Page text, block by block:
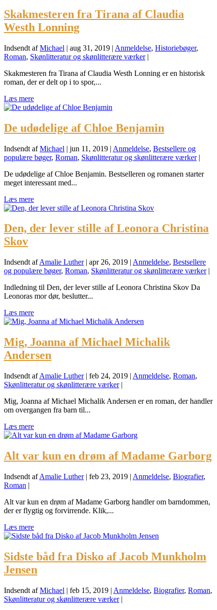
Skakmesteren fra Tirana af Claudia
Westh Lonning
Indsendt afMichael | aug 31, 2019 | Anmeldelse, Historiebøger,
Roman, Skønlitteratur og skønlitterære værker|
Skakmesteren fra Tirana af Claudia Westh Lonning er en historisk
roman, der er delt op i to spor,...
Læs mere
De udødelige af Chloe Benjamin
Indsendt afMichael | jun 11, 2019 | Anmeldelse, Bestsellere og
populære bøger, Roman, Skønlitteratur og skønlitterære værker|
De udødelige af Chloe Benjamin. Bestselleren og romanen starter
meget interessant med...
Læs mere
Den, der lever stille af Leonora Christina
Skov
Indsendt afAmalie Luther| apr 26, 2019 | Anmeldelse, Bestsellere
og populære bøger, Roman, Skønlitteratur og skønlitterære værker|
Indledning til Den, der lever stille af Leonora Christina Skov Da
Leonoras mor dør, beslutter...
Læs mere
Mig, Joanna af Michael Michalik
Andersen
Indsendt afAmalie Luther| feb 24, 2019 | Anmeldelse, Roman,
Skønlitteratur og skønlitterære værker|
Mig, Joanna af Michael Michalik Andersen er en roman, der handler
om overgangen fra barn til...
Læs mere
Alt var kun en drøm af Madame Garborg
Indsendt afAmalie Luther| feb 23, 2019 | Anmeldelse, Biografier,
Roman |
Alt var kun en drøm af Madame Garborg handler om barndommen,
der er flygtig og forvirrende. Klik,...
Læs mere
Sidste båd fra Disko af Jacob Munkholm
Jensen
Indsendt afMichael | feb 15, 2019 | Anmeldelse, Biografier, Roman,
Skønlitteratur og skønlitterære værker|